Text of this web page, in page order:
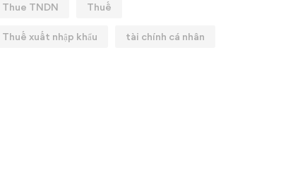
Thue TNDN Thuế
Thuế xuất nhập khẩu tài chính cá nhân